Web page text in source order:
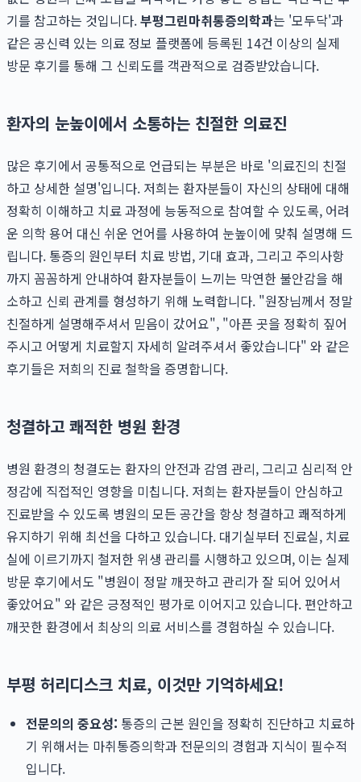
기를 참고하는 것입니다.부평그린마취통증의학과는 '모두닥'과
같은 공신력 있는 의료 정보 플랫폼에 등록된 14건 이상의 실제
방문 후기를 통해 그 신뢰도를 객관적으로 검증받았습니다.
환자의 눈높이에서 소통하는 친절한 의료진
많은 후기에서 공통적으로 언급되는 부분은 바로 '의료진의 친절
하고 상세한 설명'입니다. 저희는 환자분들이 자신의 상태에 대해
정확히 이해하고 치료 과정에 능동적으로 참여할 수 있도록, 어려
운 의학 용어 대신 쉬운 언어를 사용하여 눈높이에 맞춰 설명해 드
립니다. 통증의 원인부터 치료 방법, 기대 효과, 그리고 주의사항
까지 꼼꼼하게 안내하여 환자분들이 느끼는 막연한 불안감을 해
소하고 신뢰 관계를 형성하기 위해 노력합니다. "원장님께서 정말
친절하게 설명해주셔서 믿음이 갔어요", "아픈 곳을 정확히 짚어
주시고 어떻게 치료할지 자세히 알려주셔서 좋았습니다" 와 같은
후기들은 저희의 진료 철학을 증명합니다.
청결하고 쾌적한 병원 환경
병원 환경의 청결도는 환자의 안전과 감염 관리, 그리고 심리적 안
정감에 직접적인 영향을 미칩니다. 저희는 환자분들이 안심하고
진료받을 수 있도록 병원의 모든 공간을 항상 청결하고 쾌적하게
유지하기 위해 최선을 다하고 있습니다. 대기실부터 진료실, 치료
실에 이르기까지 철저한 위생 관리를 시행하고 있으며, 이는 실제
방문 후기에서도 "병원이 정말 깨끗하고 관리가 잘 되어 있어서
좋았어요" 와 같은 긍정적인 평가로 이어지고 있습니다. 편안하고
깨끗한 환경에서 최상의 의료 서비스를 경험하실 수 있습니다.
부평 허리디스크 치료, 이것만 기억하세요!
전문의의 중요성: 통증의 근본 원인을 정확히 진단하고 치료하
기 위해서는 마취통증의학과 전문의의 경험과 지식이 필수적
입니다.